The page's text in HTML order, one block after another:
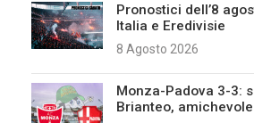
Pronostici dell’8
Italia e Eredivisie
8 Agosto 2026
Monza-Padova 3-3:
Brianteo,